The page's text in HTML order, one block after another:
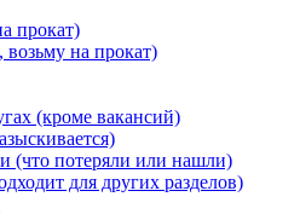
прокат)
на прокат)
(кроме вакансий)
(что потеряли или нашли)
для других разделов)